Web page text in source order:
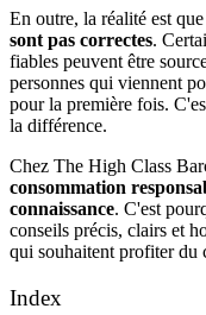
En outre, la réalité est que
sont pas correctes.
fiables peuvent être
personnes qui viennent
pour la première fois.
la différence.
Chez The High Class
consommation
connaissance. C'est
conseils précis, clairs et
qui souhaitent profiter du
Index